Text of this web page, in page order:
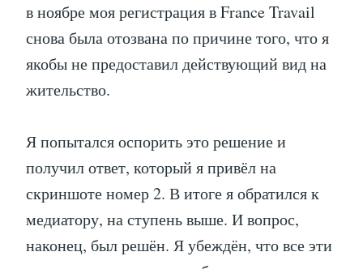
в ноябре моя регистрация в France Travail
снова была отозвана по причине того, что я
якобы не предоставил действующий вид на
жительство.
Я попытался оспорить это решение и
получил ответ, который я привёл на
скриншоте номер 2. В итоге я обратился к
медиатору, на ступень выше. И вопрос,
наконец, был решён. Я убеждён, что все эти